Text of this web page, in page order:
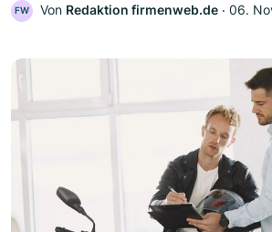
FW Von Redaktion firmenweb.de ‧ 06.